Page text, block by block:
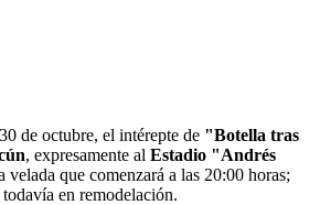
de octubre, el intérepte de "Botella tras
, expresamente al Estadio "Andrés
velada que comenzará a las 20:00 horas;
en remodelación.